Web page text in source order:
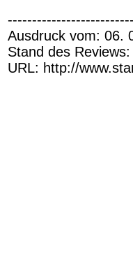
Ausdruck vom: 06.
Stand des
URL: http://